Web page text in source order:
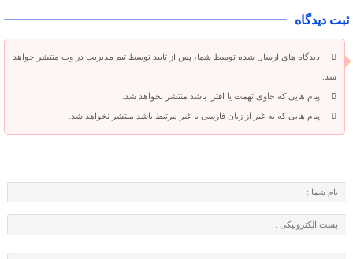
ثبت دیدگاه
دیدگاه های ارسال شده توسط شما، پس از تایید توسط تیم مدیریت در وب منتشر خواهد
شد.
پیام هایی که حاوی تهمت یا افترا باشد منتشر نخواهد شد.
پیام هایی که به غیر از زبان فارسی یا غیر مرتبط باشد منتشر نخواهد شد.